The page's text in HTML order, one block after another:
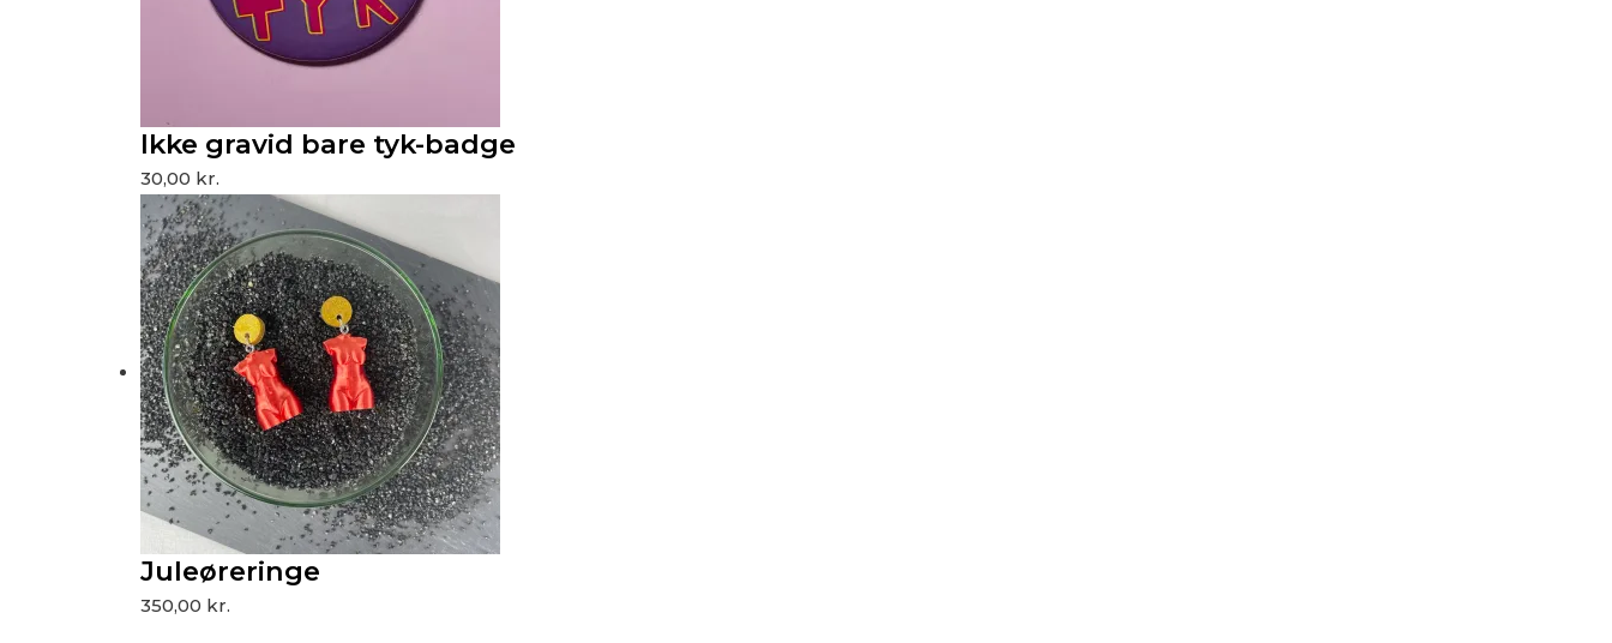
Ikke gravid bare tyk-badge
30,00 kr.
Juleøreringe
350,00 kr.